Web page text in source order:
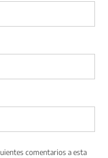
comentarios a esta